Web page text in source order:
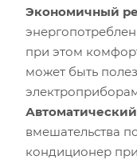
Экономичный
при этом
может быть
вмешательства
кондиционер